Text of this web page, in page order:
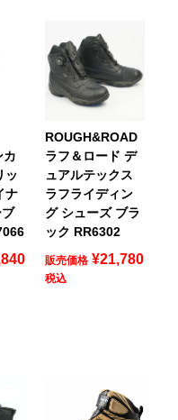
カ
ッ
ナ
ブ
ROUGH&ROAD
ラフ＆ロード デ
ュアルテックス
ラフライディン
グ シューズ ブラ
ック RR6302
販売価格 ¥21,780
税込